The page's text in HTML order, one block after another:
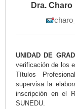
Dra.
UNIDAD DE
verificación de los
Títulos
supervisa la
inscripción en el
SUNEDU.